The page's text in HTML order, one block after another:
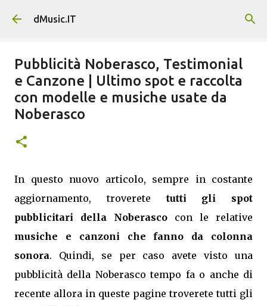
Passa ai contenuti principali
dMusic.IT
Pubblicità Noberasco, Testimonial
e Canzone | Ultimo spot e raccolta
con modelle e musiche usate da
Noberasco
In questo nuovo articolo, sempre in costante
aggiornamento, troverete tutti gli spot
pubblicitari della Noberasco con le relative
musiche e canzoni che fanno da colonna
sonora. Quindi, se per caso avete visto una
pubblicità della Noberasco tempo fa o anche di
recente allora in queste pagine troverete tutti gli